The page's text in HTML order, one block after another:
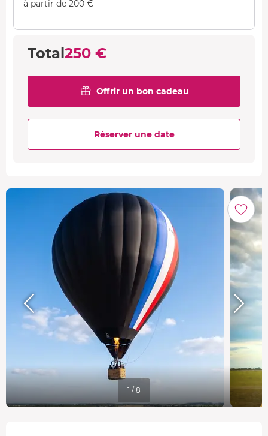
à partir de 200 €
Total250 €
Offrir un bon cadeau
Réserver une date
1 / 8